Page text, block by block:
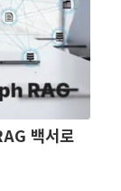
백서로